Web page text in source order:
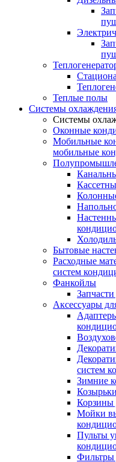
Теплые полы
Системы
Системы
Оконные
Мобильные
мобильные
Бытовые
Расходные
систем
Фанкойлы
Аксессуары
систем
Зимние
Корзины
Мойки
Пульты
Фильтры